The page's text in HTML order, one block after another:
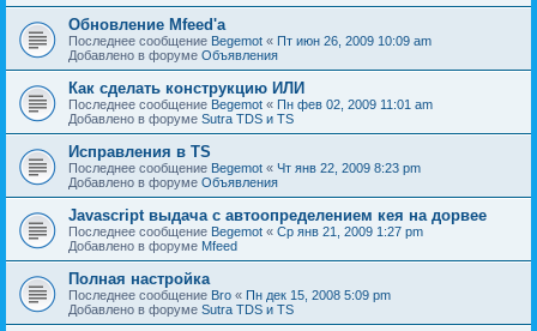
Обновление Mfeed'а
Последнее сообщение Begemot « Пт июн 26, 2009 10:09 am
Добавлено в форуме Объявления
Как сделать конструкцию ИЛИ
Последнее сообщение Begemot « Пн фев 02, 2009 11:01 am
Добавлено в форуме Sutra TDS и TS
Исправления в TS
Последнее сообщение Begemot « Чт янв 22, 2009 8:23 pm
Добавлено в форуме Объявления
Javascript выдача с автоопределением кея на дорвее
Последнее сообщение Begemot « Ср янв 21, 2009 1:27 pm
Добавлено в форуме Mfeed
Полная настройка
Последнее сообщение Bro « Пн дек 15, 2008 5:09 pm
Добавлено в форуме Sutra TDS и TS